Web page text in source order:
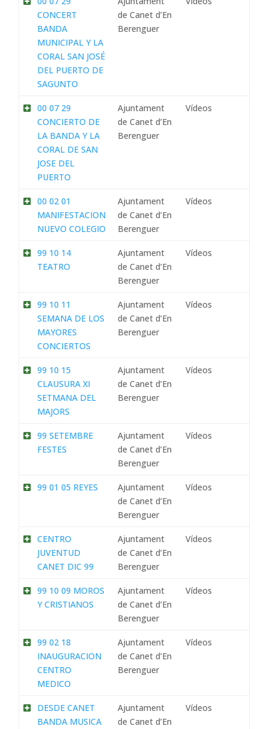
CONCERT
BANDA
MUNICIPAL Y LA
CORAL SAN JOSÉ
DEL PUERTO DE
SAGUNTO
de Canet d’En
Berenguer
00 07 29
CONCIERTO DE
LA BANDA Y LA
CORAL DE SAN
JOSE DEL
PUERTO
Ajuntament
de Canet d’En
Berenguer
Vídeos
00 02 01
MANIFESTACION
NUEVO COLEGIO
Ajuntament
de Canet d’En
Berenguer
Vídeos
99 10 14
TEATRO
Ajuntament
de Canet d’En
Berenguer
Vídeos
99 10 11
SEMANA DE LOS
MAYORES
CONCIERTOS
Ajuntament
de Canet d’En
Berenguer
Vídeos
99 10 15
CLAUSURA XI
SETMANA DEL
MAJORS
Ajuntament
de Canet d’En
Berenguer
Vídeos
99 SETEMBRE
FESTES
Ajuntament
de Canet d’En
Berenguer
Vídeos
99 01 05 REYES
Ajuntament
de Canet d’En
Berenguer
Vídeos
CENTRO
JUVENTUD
CANET DIC 99
Ajuntament
de Canet d’En
Berenguer
Vídeos
99 10 09 MOROS
Y CRISTIANOS
Ajuntament
de Canet d’En
Berenguer
Vídeos
99 02 18
INAUGURACION
CENTRO
MEDICO
Ajuntament
de Canet d’En
Berenguer
Vídeos
DESDE CANET
BANDA MUSICA
Ajuntament
de Canet d’En
Vídeos